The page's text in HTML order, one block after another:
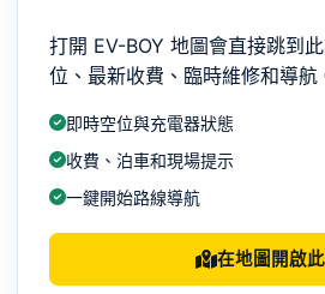
打開 EV-BOY 地圖會直接跳到
位、最新收費、臨時維修和導航
即時空位與充電器狀態
收費、泊車和現場提示
一鍵開始路線導航
在地圖開啟